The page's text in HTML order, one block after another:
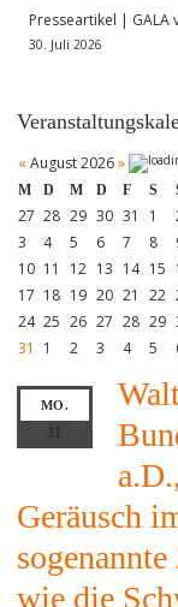
Presseartikel | GALA
30. Juli 2026
« August 2026»
M D M D F S
27 28 29 30 31 1
3
4 5 6 7 8
10 11 12 13 14 15
17 18 19 20 21 22
24 25 26 27 28 29
31
1 2 3 4 5
MO.
31
Geräusch
wie die